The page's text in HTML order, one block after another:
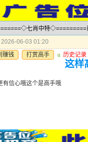
七肖中特◇=========
2026-06-03 01:20
赚钱
打赏高手 u 历史记录
这样
有信心哦这个是高手哦